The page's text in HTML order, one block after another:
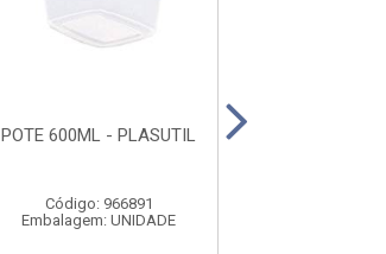
POTE 600ML - PLASUTIL
Código: 966891
Embalagem: UNIDADE